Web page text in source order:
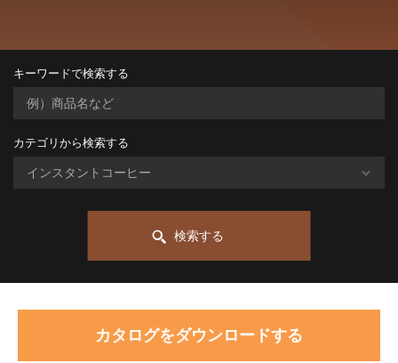
キーワードで検索する
カテゴリから検索する
検索する
カタログをダウンロードする